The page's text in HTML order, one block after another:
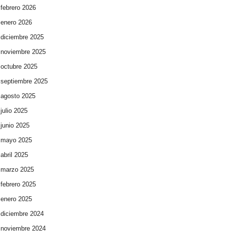
febrero 2026
enero 2026
diciembre 2025
noviembre 2025
octubre 2025
septiembre 2025
agosto 2025
julio 2025
junio 2025
mayo 2025
abril 2025
marzo 2025
febrero 2025
enero 2025
diciembre 2024
noviembre 2024